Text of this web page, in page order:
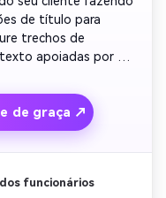
de título para
trechos de
apoiadas por
com música
fechamento do seu
e a parceria.
de graça ↗
funcionários